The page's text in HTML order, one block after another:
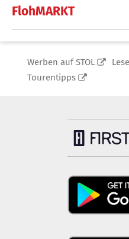
FlohMARKT
Werben auf STOL
Tourentipps